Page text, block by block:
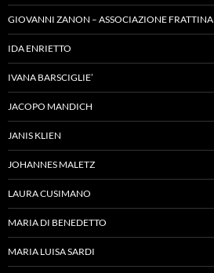
GIOVANNI ZANON – ASSOCIAZIONE FRATTINA
IDA ENRIETTO
IVANA BARSCIGLIE’
JACOPO MANDICH
JANIS KLIEN
JOHANNES MALETZ
LAURA CUSIMANO
MARIA DI BENEDETTO
MARIA LUISA SARDI